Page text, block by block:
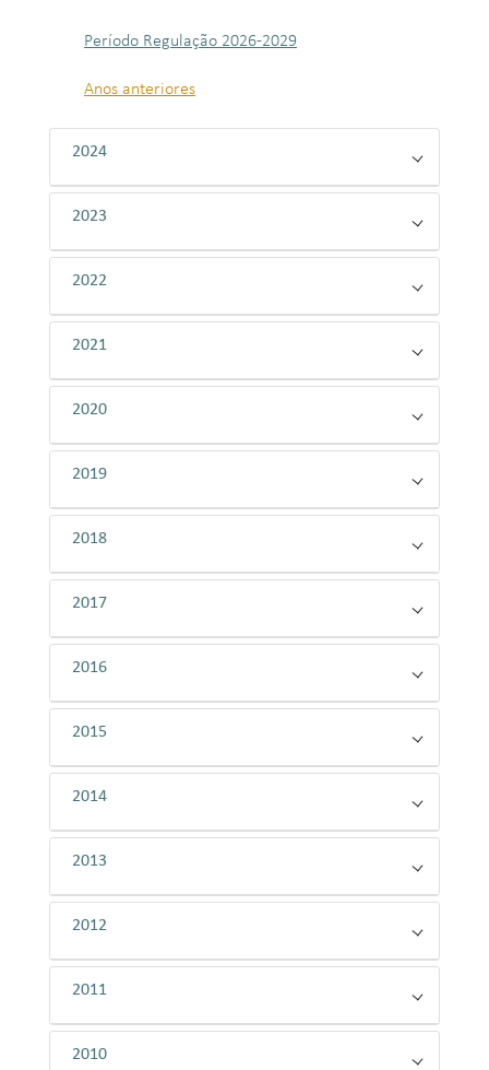
Período Regulação 2026-2029
Anos anteriores
2024
2023
2022
2021
2020
2019
2018
2017
2016
2015
2014
2013
2012
2011
2010